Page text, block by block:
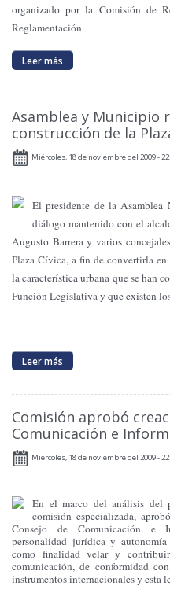
organizado por la Comisión de
Reglamentación.
Leer más
Asamblea y Municipio
construcción de la
Miércoles, 18 de noviembre del 2009 -
El presidente de la Asamblea
diálogo mantenido con el
Augusto Barrera y varios
Plaza Cívica, a fin de convertirla
la característica urbana que se han
Función Legislativa y que existen
Leer más
Comisión aprobó
Comunicación e
Miércoles, 18 de noviembre del 2009 -
En el marco del análisis del
comisión especializada,
Consejo de Comunicación e
personalidad jurídica y
como finalidad velar y
comunicación, de conformidad
instrumentos internacionales y esta